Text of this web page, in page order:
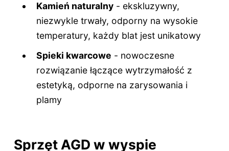
Kamień naturalny - ekskluzywny,
niezwykle trwały, odporny na wysokie
temperatury, każdy blat jest unikatowy
Spieki kwarcowe - nowoczesne
rozwiązanie łączące wytrzymałość z
estetyką, odporne na zarysowania i
plamy
Sprzęt AGD w wyspie